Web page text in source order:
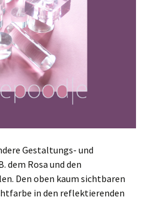
Gestaltungs- und
dem Rosa und den
Den oben kaum sichtbaren
in den reflektierenden